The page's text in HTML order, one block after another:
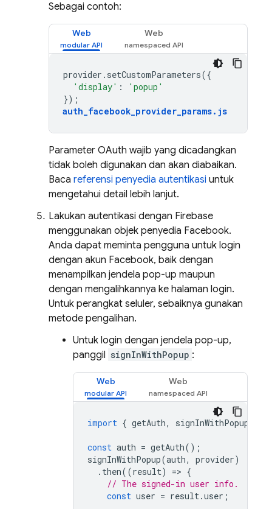
Sebagai contoh:
Web Web
provider . setCustomParameters({
'display' :
'popup'
});
auth_facebook_provider_params. js
Parameter OAuth wajib yang dicadangkan
tidak boleh digunakan dan akan diabaikan.
Baca referensi penyedia autentikasi untuk
mengetahui detail lebih lanjut.
Lakukan autentikasi dengan Firebase
menggunakan objek penyedia Facebook.
Anda dapat meminta pengguna untuk login
dengan akun Facebook, baik dengan
menampilkan jendela pop-up maupun
dengan mengalihkannya ke halaman login.
Untuk perangkat seluler, sebaiknya gunakan
metode pengalihan.
Untuk login dengan jendela pop-up,
panggil signInWithPopup :
Web Web
import { getAuth, signInWithPopup
const auth = getAuth();
signInWithPopup(auth, provider)
. then((result) => {
// The signed-in user info.
const user = result.user ;